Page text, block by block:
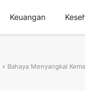
Keuangan
» Bahaya Menyangkal